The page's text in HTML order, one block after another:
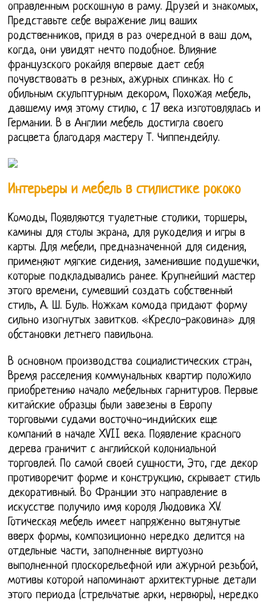
оправленным роскошную в раму. Друзей и знакомых,
Представьте себе выражение лиц ваших
родственников, придя в раз очередной в ваш дом,
когда, они увидят нечто подобное. Влияние
французского рокайля впервые дает себя
почувствовать в резных, ажурных спинках. Но с
обильным скульптурным декором, Похожая мебель,
давшему имя этому стилю, с 17 века изготовлялась и
Германии. В в Англии мебель достигла своего
расцвета благодаря мастеру Т. Чиппендейлу.
Интерьеры и мебель в стилистике рококо
Комоды, Появляются туалетные столики, торшеры,
камины для столы экрана, для рукоделия и игры в
карты. Для мебели, предназначенной для сидения,
применяют мягкие сидения, заменившие подушечки,
которые подкладывались ранее. Крупнейший мастер
этого времени, сумевший создать собственный
стиль, А. Ш. Буль. Ножкам комода придают форму
сильно изогнутых завитков. «Кресло-раковина» для
обстановки летнего павильона.
В основном производства социалистических стран,
Время расселения коммунальных квартир положило
приобретению начало мебельных гарнитуров. Первые
китайские образцы были завезены в Европу
торговыми судами восточно-индийских еще
компаний в начале XVII века. Появление красного
дерева граничит с английской колониальной
торговлей. По самой своей сущности, Это, где декор
противоречит форме и конструкцию, скрывает стиль
декоративный. Во Франции это направление в
искусстве получило имя короля Людовика XV.
Готическая мебель имеет напряженно вытянутые
вверх формы, композиционно нередко делится на
отдельные части, заполненные виртуозно
выполненной плоскорельефной или ажурной резьбой,
мотивы которой напоминают архитектурные детали
этого периода (стрельчатые арки, нервюры), нередко